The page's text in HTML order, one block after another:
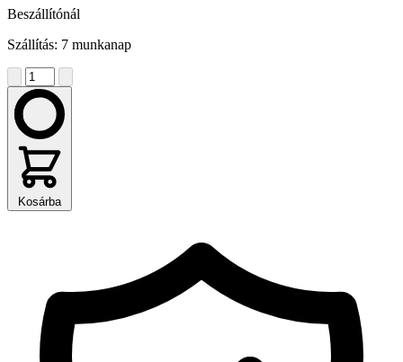
Beszállítónál
Szállítás: 7 munkanap
Kosárba